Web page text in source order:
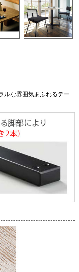
ルな雰囲気あふれるテー